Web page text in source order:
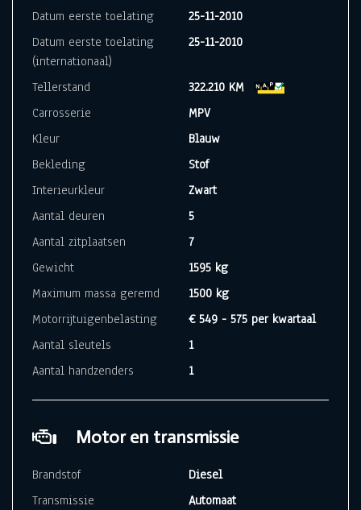
Datum eerste toelating
25-11-2010
Datum eerste toelating
(internationaal)
25-11-2010
Tellerstand
322.210 KM
Carrosserie
MPV
Kleur
Blauw
Bekleding
Stof
Interieurkleur
Zwart
Aantal deuren
5
Aantal zitplaatsen
7
Gewicht
1595 kg
Maximum massa geremd
1500 kg
Motorrijtuigenbelasting
€ 549 - 575 per kwartaal
Aantal sleutels
1
Aantal handzenders
1
Motor en transmissie
Brandstof
Diesel
Transmissie
Automaat